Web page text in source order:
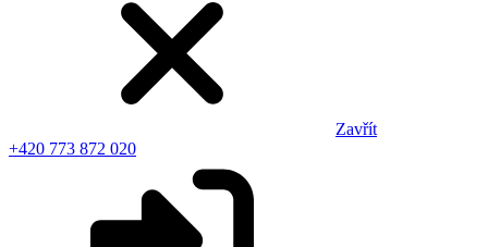
Zavřít
+420 773 872 020